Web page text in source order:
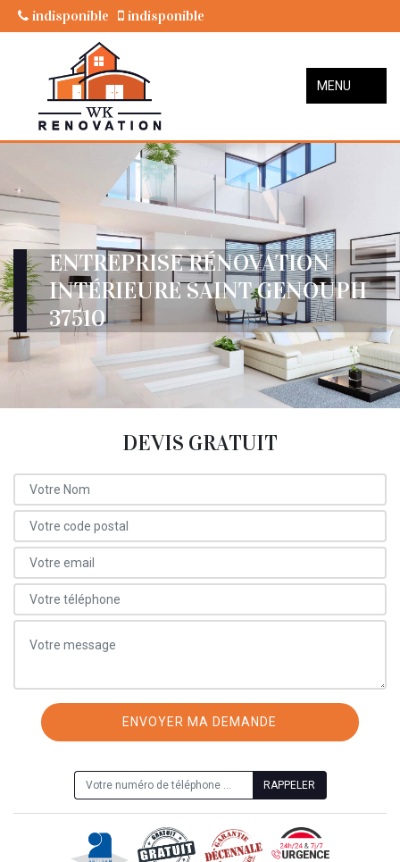
indisponible indisponible
MENU
ENTREPRISE RÉNOVATION
INTÉRIEURE SAINT GENOUPH
37510
DEVIS GRATUIT